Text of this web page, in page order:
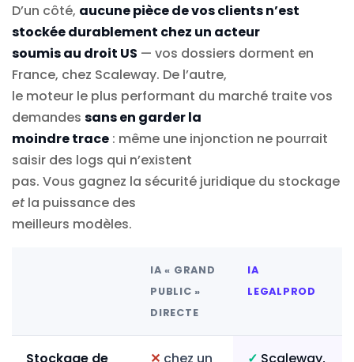
D’un côté, aucune pièce de vos clients n’est
stockée durablement chez un acteur
soumis au droit US — vos dossiers dorment en
France, chez Scaleway. De l’autre,
le moteur le plus performant du marché traite vos
demandes sans en garder la
moindre trace : même une injonction ne pourrait
saisir des logs qui n’existent
pas. Vous gagnez la sécurité juridique du stockage
et la puissance des
meilleurs modèles.
IA « GRAND
PUBLIC »
DIRECTE
IA
LEGALPROD